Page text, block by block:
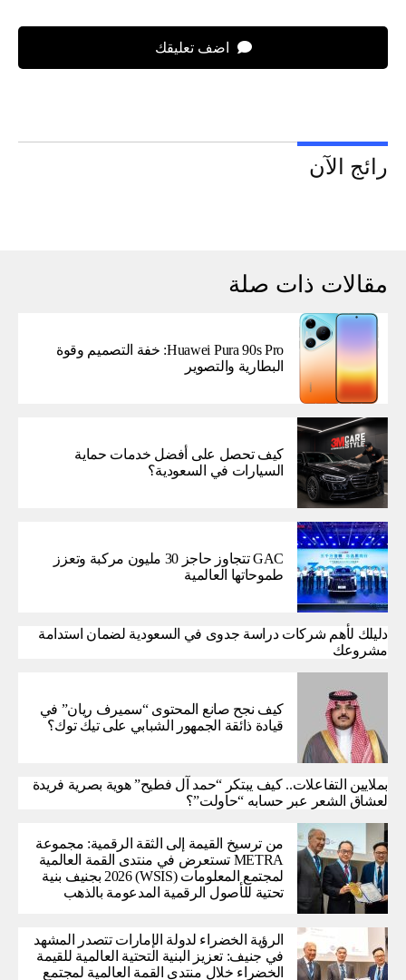
اضف تعليقك
رائج الآن
مقالات ذات صلة
Huawei Pura 90s Pro: خفة التصميم وقوة
البطارية والتصوير
كيف تحصل على أفضل خدمات حماية
السيارات في السعودية؟
GAC تتجاوز حاجز 30 مليون مركبة وتعزز
طموحاتها العالمية
دليلك لأهم شركات دراسة جدوى في السعودية لضمان استدامة
مشروعك
كيف نجح صانع المحتوى “سميرف ريان” في
قيادة ذائقة الجمهور الشبابي على تيك توك؟
بملايين التفاعلات.. كيف يبتكر “حمد آل فطيح” هوية بصرية فريدة
لعشاق الشعر عبر حسابه “حاولت”؟
من ترسيخ القيمة إلى الثقة الرقمية: مجموعة
METRA تستعرض في منتدى القمة العالمية
لمجتمع المعلومات (WSIS) 2026 بجنيف بنية
تحتية للأصول الرقمية المدعومة بالذهب
الرؤية الخضراء لدولة الإمارات تتصدر المشهد
في جنيف: تعزيز البنية التحتية العالمية للقيمة
الخضراء خلال منتدى القمة العالمية لمجتمع